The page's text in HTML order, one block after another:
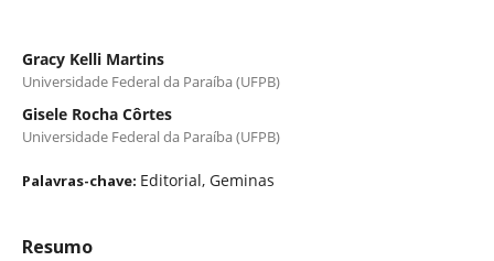
Gracy Kelli Martins
Universidade Federal da Paraíba (UFPB)
Gisele Rocha Côrtes
Universidade Federal da Paraíba (UFPB)
Palavras-chave: Editorial, Geminas
Resumo